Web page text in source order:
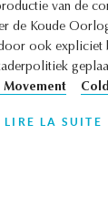
van de
de Koude
ook expliciet
Movement
LIRE LA SUITE